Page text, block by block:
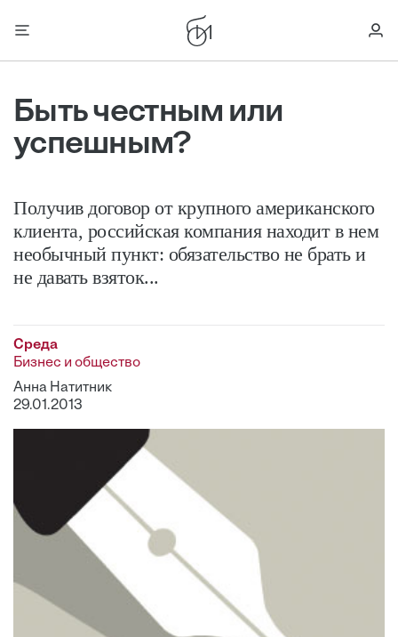
Быть честным или
успешным?
Получив договор от крупного американского
клиента, российская компания находит в нем
необычный пункт: обязательство не брать и
не давать взяток...
Среда
Бизнес и общество
Анна Натитник
29.01.2013